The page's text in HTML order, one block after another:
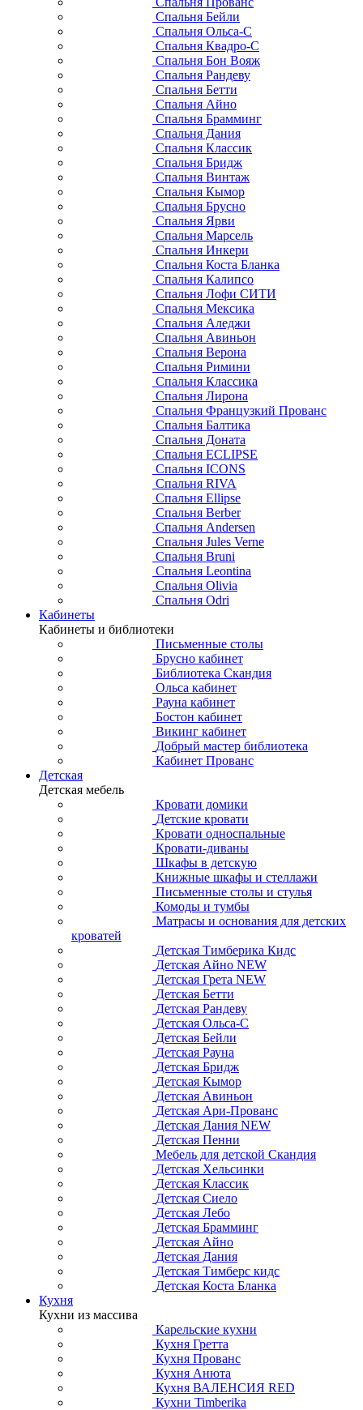
Спальня Бейли
Спальня Ольса-С
Спальня Квадро-С
Спальня Бон Вояж
Спальня Рандеву
Спальня Бетти
Спальня Айно
Спальня Брамминг
Спальня Дания
Спальня Классик
Спальня Бридж
Спальня Винтаж
Спальня Кымор
Спальня Брусно
Спальня Ярви
Спальня Марсель
Спальня Инкери
Спальня Коста Бланка
Спальня Калипсо
Спальня Лофи СИТИ
Спальня Мексика
Спальня Аледжи
Спальня Авиньон
Спальня Верона
Спальня Римини
Спальня Классика
Спальня Лирона
Спальня Французкий Прованс
Спальня Балтика
Спальня Доната
Спальня ECLIPSE
Спальня ICONS
Спальня RIVA
Спальня Ellipse
Спальня Berber
Спальня Andersen
Спальня Jules Verne
Спальня Bruni
Спальня Leontina
Спальня Olivia
Спальня Odri
Кабинеты
Кабинеты и библиотеки
Письменные столы
Брусно кабинет
Библиотека Скандия
Ольса кабинет
Рауна кабинет
Бостон кабинет
Викинг кабинет
Добрый мастер библиотека
Кабинет Прованс
Детская
Детская мебель
Кровати домики
Детские кровати
Кровати односпальные
Кровати-диваны
Шкафы в детскую
Книжные шкафы и стеллажи
Письменные столы и стулья
Комоды и тумбы
Матрасы и основания для детских
кроватей
Детская Тимберика Кидс
Детская Айно NEW
Детская Грета NEW
Детская Бетти
Детская Рандеву
Детская Ольса-С
Детская Бейли
Детская Рауна
Детская Бридж
Детская Кымор
Детская Авиньон
Детская Ари-Прованс
Детская Дания NEW
Детская Пенни
Мебель для детской Скандия
Детская Хельсинки
Детская Классик
Детская Сиело
Детская Лебо
Детская Брамминг
Детская Айно
Детская Дания
Детская Тимберс кидс
Детская Коста Бланка
Кухня
Кухни из массива
Карельские кухни
Кухня Гретта
Кухня Прованс
Кухня Анюта
Кухня ВАЛЕНСИЯ RED
Кухни Timberika